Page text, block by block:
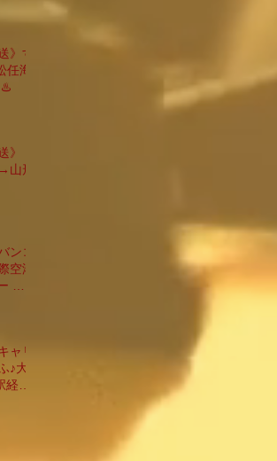
》す
海
♨️
》
山形
ンコ
空港
台
ャリ
♪大
由